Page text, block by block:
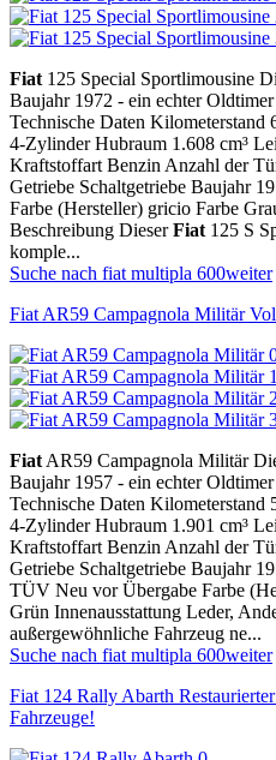
Fiat 125 Special Sportlimousine
Baujahr 1972 - ein echter
Technische Daten
4-Zylinder Hubraum 1.608 cm³
Kraftstoffart Benzin Anzahl der
Getriebe Schaltgetriebe Baujahr
Farbe (Hersteller) gricio Farbe
Beschreibung DieserFiat 125 S
komple...
Suche nach fiat multipla 600weiter
Fiat AR59 Campagnola Militär
Fiat AR59 Campagnola Militär
Baujahr 1957 - ein echter
Technische Daten Kilometerstand
4-Zylinder Hubraum 1.901 cm³
Kraftstoffart Benzin Anzahl der
Getriebe Schaltgetriebe Baujahr
TÜV Neu vor Übergabe Farbe
Grün Innenausstattung Leder,
außergewöhnliche Fahrzeug ne...
Suche nach fiat multipla 600weiter
Fiat 124 Rally Abarth
Fahrzeuge!